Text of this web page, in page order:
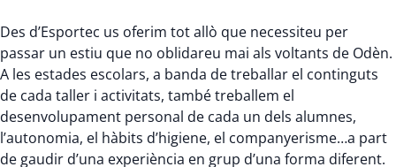
Des d’Esportec us oferim tot allò que necessiteu per
passar un estiu que no oblidareu mai als voltants de Odèn.
A les estades escolars, a banda de treballar el continguts
de cada taller i activitats, també treballem el
desenvolupament personal de cada un dels alumnes,
l’autonomia, el hàbits d’higiene, el companyerisme…a part
de gaudir d’una experiència en grup d’una forma diferent.